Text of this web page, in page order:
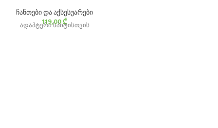
ჩანთები და აქსესუარები
119,00₾
ადაპტერი სპიტისთვის